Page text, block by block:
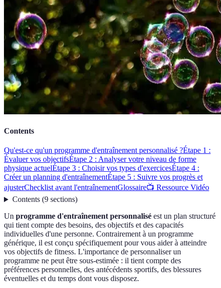
Contents
Qu'est-ce qu'un programme d'entraînement personnalisé ?Étape 1 :
Évaluer vos objectifsÉtape 2 : Analyser votre niveau de forme
physique actuelÉtape 3 : Choisir vos types d'exercicesÉtape 4 :
Créer un planning d'entraînementÉtape 5 : Suivre vos progrès et
ajusterChecklist avant l'entraînementGlossaire📺 Ressource Vidéo
Contents(9 sections)
Un programme d'entraînement personnalisé est un plan structuré
qui tient compte des besoins, des objectifs et des capacités
individuelles d'une personne. Contrairement à un programme
générique, il est conçu spécifiquement pour vous aider à atteindre
vos objectifs de fitness. L'importance de personnaliser un
programme ne peut être sous-estimée : il tient compte des
préférences personnelles, des antécédents sportifs, des blessures
éventuelles et du temps dont vous disposez.